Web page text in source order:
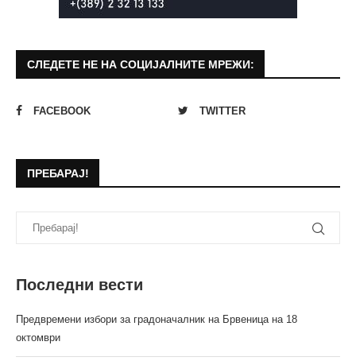
СЛЕДЕТЕ НЕ НА СОЦИЈАЛНИТЕ МРЕЖИ:
FACEBOOK TWITTER
ПРЕБАРАЈ!
Последни вести
Предвремени избори за градоначалник на Брвеница на 18
октомври